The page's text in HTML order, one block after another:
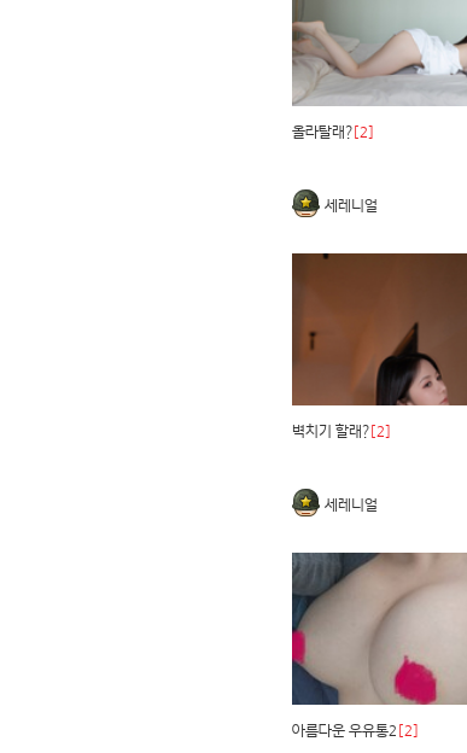
올라탈래? [2]
세레니얼
벽치기 할래? [2]
세레니얼
아름다운 우유통2 [2]